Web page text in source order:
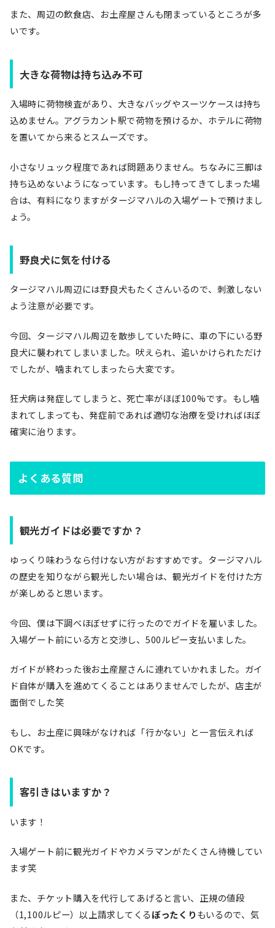
また、周辺の飲食店、お土産屋さんも閉まっているところが多
いです。
大きな荷物は持ち込み不可
入場時に荷物検査があり、大きなバッグやスーツケースは持ち
込めません。アグラカント駅で荷物を預けるか、ホテルに荷物
を置いてから来るとスムーズです。
小さなリュック程度であれば問題ありません。ちなみに三脚は
持ち込めないようになっています。もし持ってきてしまった場
合は、有料になりますがタージマハルの入場ゲートで預けまし
ょう。
野良犬に気を付ける
タージマハル周辺には野良犬もたくさんいるので、刺激しない
よう注意が必要です。
今回、タージマハル周辺を散歩していた時に、車の下にいる野
良犬に襲われてしまいました。吠えられ、追いかけられただけ
でしたが、噛まれてしまったら大変です。
狂犬病は発症してしまうと、死亡率がほぼ100%です。もし噛
まれてしまっても、発症前であれば適切な治療を受ければほぼ
確実に治ります。
よくある質問
観光ガイドは必要ですか？
ゆっくり味わうなら付けない方がおすすめです。タージマハル
の歴史を知りながら観光したい場合は、観光ガイドを付けた方
が楽しめると思います。
今回、僕は下調べほぼせずに行ったのでガイドを雇いました。
入場ゲート前にいる方と交渉し、500ルピー支払いました。
ガイドが終わった後お土産屋さんに連れていかれました。ガイ
ド自体が購入を進めてくることはありませんでしたが、店主が
面倒でした笑
もし、お土産に興味がなければ「行かない」と一言伝えれば
OKです。
客引きはいますか？
います！
入場ゲート前に観光ガイドやカメラマンがたくさん待機してい
ます笑
また、チケット購入を代行してあげると言い、正規の値段
（1,100ルピー）以上請求してくるぼったくりもいるので、気